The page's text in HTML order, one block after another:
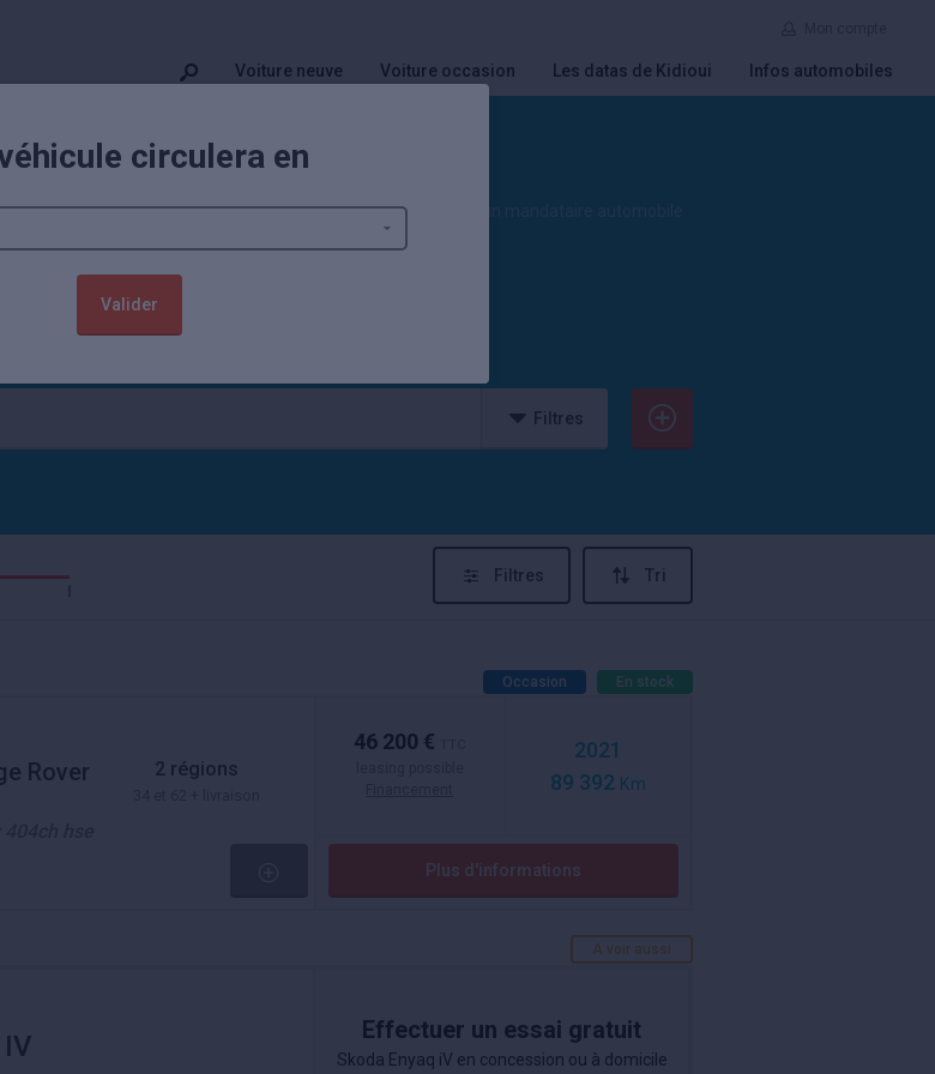
Voiture neuve Voiture occasion Les datas de Kidioui Infos automobiles
circulera en
Valider
Velar
Ces autos sont vendues contrôlées et garanties par un mandataire automobile
Occasion (tout effacer)
Filtres
Filtres
Tri
Occasion En stock
Rover
2 régions
46 200 €
2021
89 392Km
Plus d'informations
A voir aussi
Effectuer un essai gratuit
Skoda Enyaq iV en concession ou à domicile